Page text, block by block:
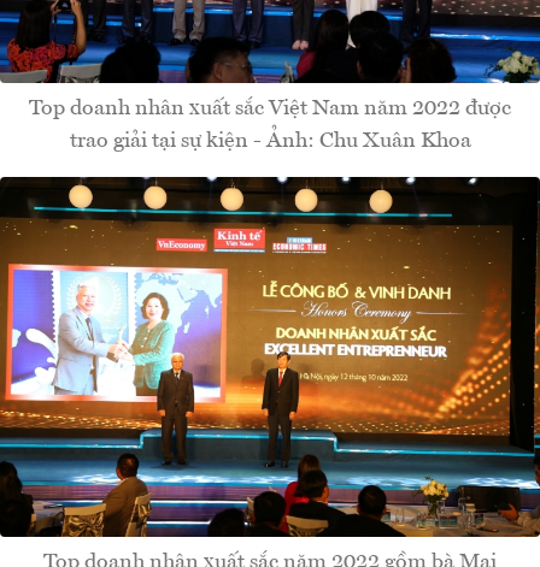
Top doanh nhân xuất sắc Việt Nam năm 2022 được
trao giải tại sự kiện - Ảnh: Chu Xuân Khoa
Top doanh nhân xuất sắc năm 2022 gồm bà Mai